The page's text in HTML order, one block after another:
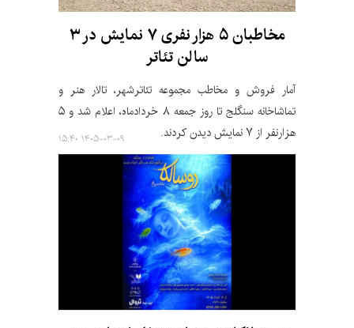
مخاطبان ۵ هزار نفری ٧ نمایش در ۳
سالن تئاتر
آمار فروش و مخاطب مجموعه تئاترشهر، تالار هنر و
تماشاخانه سنگلج تا روز جمعه ٨ خردادماه، اعلام شد و ۵
هزارنفر از ٧ نمایش دیدن کردند.
۱۴۰۵-۰۳-۰۹ ۱۵:۴۰